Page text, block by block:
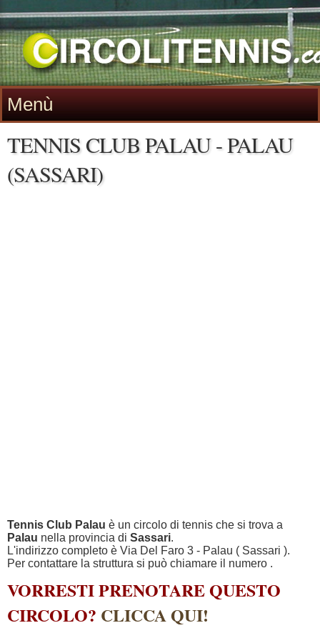
Menù
TENNIS CLUB PALAU - PALAU
(SASSARI)
Tennis Club Palau è un circolo di tennis che si trova a
Palau nella provincia di Sassari.
L'indirizzo completo è Via Del Faro 3 - Palau ( Sassari ).
Per contattare la struttura si può chiamare il numero .
VORRESTI PRENOTARE QUESTO
CIRCOLO? CLICCA QUI!